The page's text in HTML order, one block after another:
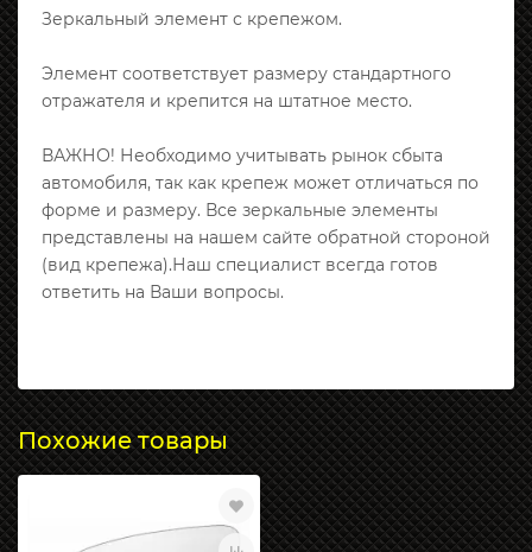
Зеркальный элемент с крепежом.
Элемент соответствует размеру стандартного
отражателя и крепится на штатное место.
ВАЖНО! Необходимо учитывать рынок сбыта
автомобиля, так как крепеж может отличаться по
форме и размеру. Все зеркальные элементы
представлены на нашем сайте обратной стороной
(вид крепежа).Наш специалист всегда готов
ответить на Ваши вопросы.
Похожие товары